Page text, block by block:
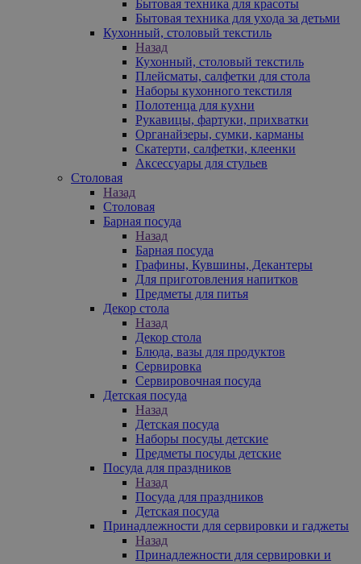
Бытовая техника для красоты
Бытовая техника для ухода за детьми
Кухонный, столовый текстиль
Назад
Кухонный, столовый текстиль
Плейсматы, салфетки для стола
Наборы кухонного текстиля
Полотенца для кухни
Рукавицы, фартуки, прихватки
Органайзеры, сумки, карманы
Скатерти, салфетки, клеенки
Аксессуары для стульев
Столовая
Назад
Столовая
Барная посуда
Назад
Барная посуда
Графины, Кувшины, Декантеры
Для приготовления напитков
Предметы для питья
Декор стола
Назад
Декор стола
Блюда, вазы для продуктов
Сервировка
Сервировочная посуда
Детская посуда
Назад
Детская посуда
Наборы посуды детские
Предметы посуды детские
Посуда для праздников
Назад
Посуда для праздников
Детская посуда
Принадлежности для сервировки и гаджеты
Назад
Принадлежности для сервировки и